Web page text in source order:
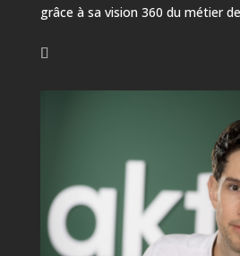
grâce à sa vision 360 du métier